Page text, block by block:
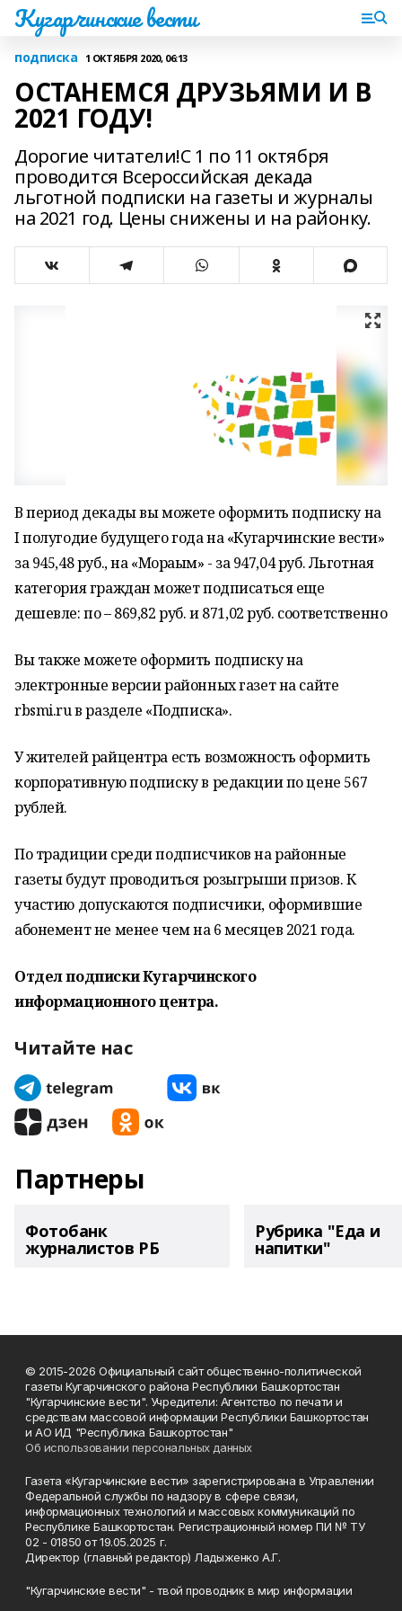
Кугарчинские вести
подписка 1 ОКТЯБРЯ 2020, 06:13
ОСТАНЕМСЯ ДРУЗЬЯМИ И В
2021 ГОДУ!
Дорогие читатели!С 1 по 11 октября
проводится Всероссийская декада
льготной подписки на газеты и журналы
на 2021 год. Цены снижены и на районку.
В период декады вы можете оформить подписку на
I полугодие будущего года на «Кугарчинские вести»
за 945,48 руб., на «Мораҙым» - за 947,04 руб. Льготная
категория граждан может подписаться еще
дешевле: по – 869,82 руб. и 871,02 руб. соответственно
Вы также можете оформить подписку на
электронные версии районных газет на сайте
rbsmi.ru в разделе «Подписка».
У жителей райцентра есть возможность оформить
корпоративную подписку в редакции по цене 567
рублей.
По традиции среди подписчиков на районные
газеты будут проводиться розыгрыши призов. К
участию допускаются подписчики, оформившие
абонемент не менее чем на 6 месяцев 2021 года.
Отдел подписки Кугарчинского
информационного центра.
Читайте нас
Партнеры
Фотобанк
журналистов РБ
Рубрика "Еда и
напитки"
© 2015-2026 Официальный сайт общественно-политической
газеты Кугарчинского района Республики Башкортостан
"Кугарчинские вести". Учредители: Агентство по печати и
средствам массовой информации Республики Башкортостан
и АО ИД "Республика Башкортостан"
Об использовании персональных данных
Газета «Кугарчинские вести» зарегистрирована в Управлении
Федеральной службы по надзору в сфере связи,
информационных технологий и массовых коммуникаций по
Республике Башкортостан. Регистрационный номер ПИ № ТУ
02 - 01850 от 19.05.2025 г.
Директор (главный редактор) Ладыженко А.Г.
"Кугарчинские вести" - твой проводник в мир информации